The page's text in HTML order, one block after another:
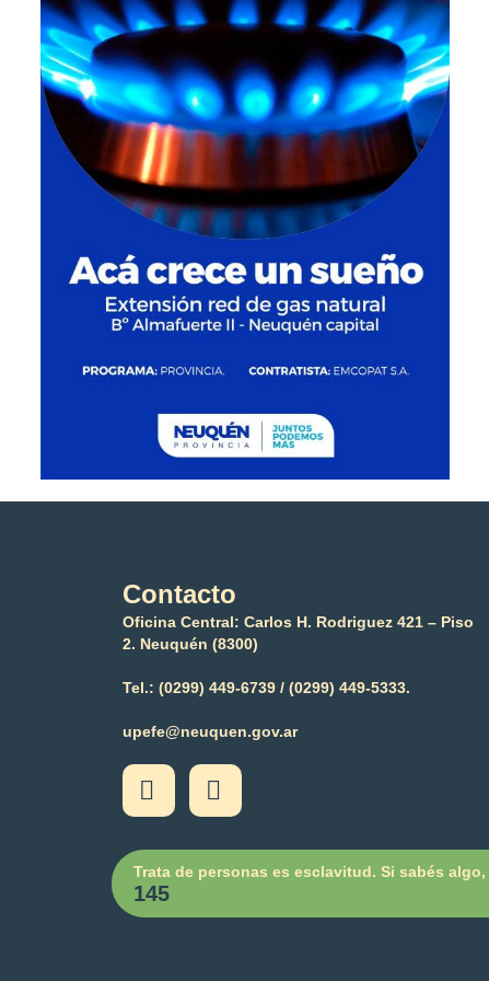
Contacto
Oficina Central: Carlos H. Rodriguez 421 – Piso
2. Neuquén (8300)
Tel.: (0299) 449-6739 / (0299) 449-5333.
upefe@neuquen.gov.ar
Trata de personas es esclavitud. Si sabés algo,
145